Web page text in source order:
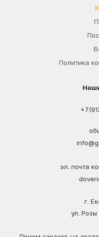
Политика
эл. почта
г.
ул.